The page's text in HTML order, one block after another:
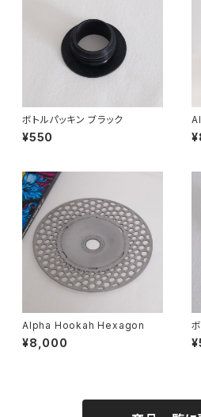
ボトルパッキン ブラック
¥550
Alpha Hookah Hexagon
¥8,000